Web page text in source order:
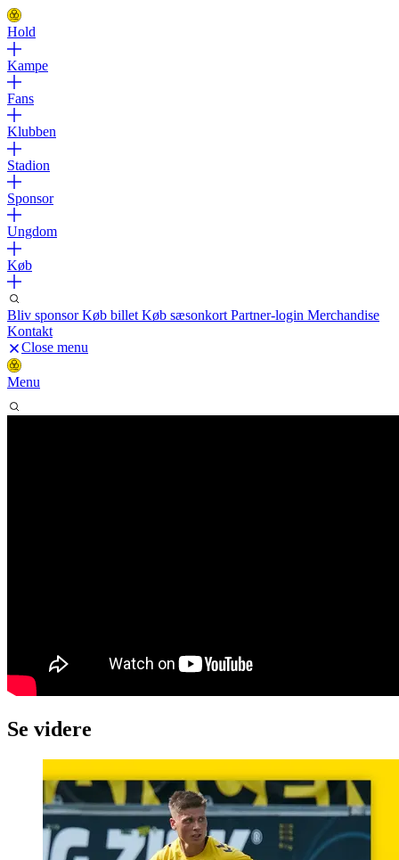
Hold
Kampe
Fans
Klubben
Stadion
Sponsor
Ungdom
Køb
Bliv sponsorKøb billet Køb sæsonkort Partner-login Merchandise
Kontakt
Close menu
Menu
Se videre